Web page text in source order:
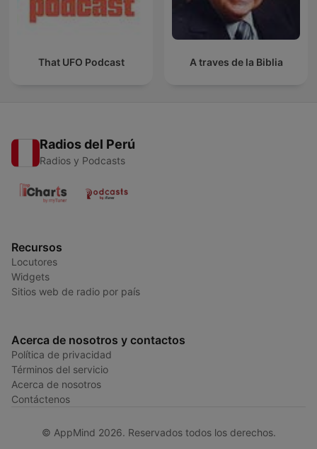
That UFO Podcast A traves de la Biblia
Radios del Perú
Radios y Podcasts
Recursos
Locutores
Widgets
Sitios web de radio por país
Acerca de nosotros y contactos
Política de privacidad
Términos del servicio
Acerca de nosotros
Contáctenos
© AppMind 2026. Reservados todos los derechos.